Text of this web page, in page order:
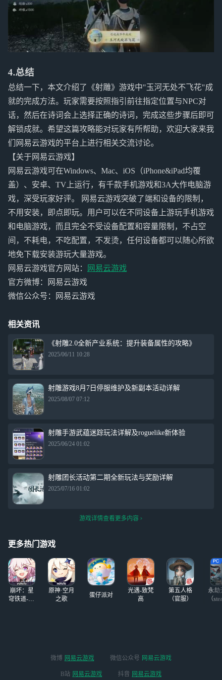
4.总结
总结一下，本文介绍了《射雕》游戏中"玉河无处不飞花"成
就的完成方法。玩家需要按照指引前往指定位置与NPC对
话，然后在诗词会上选择正确的诗词，完成这些步骤后即可
解锁成就。希望这篇攻略能对玩家有所帮助，欢迎大家来我
们网易云游戏的平台上进行相关交流讨论。
【关于网易云游戏】
网易云游戏可在Windows、Mac、iOS（iPhone&iPad均覆
盖）、安卓、TV上运行，有千款手机游戏和3A大作电脑游
戏，深受玩家好评。 网易云游戏突破了端和设备的限制，
不用安装，即点即玩。用户可以在不同设备上游玩手机游戏
和电脑游戏，而且完全不受设备配置和容量限制，不占空
间，不耗电，不吃配置，不发烫，任何设备都可以随心所欲
地免下载安装游玩大量游戏。
网易云游戏官方网站：
网易云游戏
官方微博：网易云游戏
微信公众号：网易云游戏
相关资讯
《射雕2.0全新产业系统：提升装备属性的攻略》
2025/06/11 10:28
射雕游戏8月7日停服维护及新副本活动详解
2025/08/07 07:12
射雕手游武蕴迷踪玩法详解及roguelike新体验
2025/06/24 01:02
射雕团长活动第二期全新玩法与奖励详解
2025/07/16 01:02
游戏详情查看更多内容
更多热门游戏
崩坏：星
穹铁道-4.4
原神·空月
之歌
蛋仔派对
光遇-致梵
高
第五人格
（官服）
永劫
（
微博 网易云游戏 微信公众号 网易云游戏
B站 网易云游戏 抖音 网易云游戏